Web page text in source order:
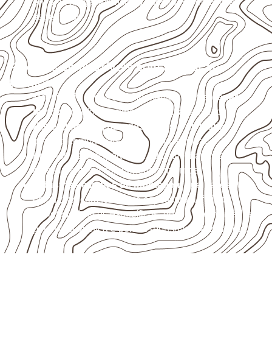
envolva carga, exposição intensa ou requisitos
específicos.
Projetos compatíveis com avaliação
técnica
Móveis, divisórias e componentes de
marcenaria
técnica
, conforme exposição e acabamento.
Revestimentos, paredes, pisos e divisórias,
quando compatíveis com a ficha técnica.
Projetos de transporte que utilizam chapas em
revestimentos e componentes internos.
Indústrias e linhas de montagem que necessitam
de chapas com formato e espessura definidos.
Projetos náuticos específicos, desde que validados
pela ficha técnica e pelo responsável pelo projeto.